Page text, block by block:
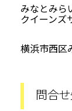
みなとみら
クイーンズ
横浜市西区
問合